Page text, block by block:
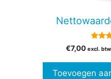
€7,00 excl.
Toevoegen